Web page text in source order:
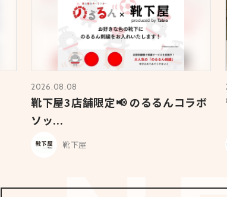
2026.08.08
靴下屋3店舗限定📢 のるるんコラボ
ソッ...
靴下屋